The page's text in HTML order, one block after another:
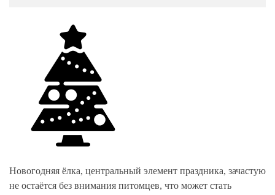
Новогодняя ёлка, центральный элемент праздника, зачастую
не остаётся без внимания питомцев, что может стать